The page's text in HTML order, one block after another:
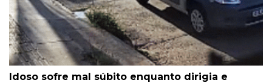
Idoso sofre mal súbito enquanto dirigia e